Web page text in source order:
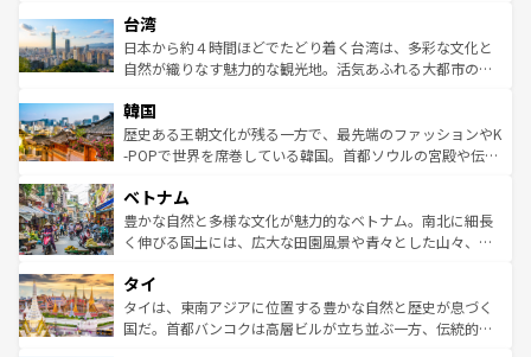
ならではの贅沢な旅のスタイルだ。 なお、新着のアメリカ
情報はコンテンツ一覧を参照してほしい。
れるおもてなしの心で訪れる人々を迎えてくれるハワイの
人々、おいしいローカルフードやハワイアンミュージッ
ク、伝統的なフラダンスなど、すべてがハワイの魅力を彩
ワイを、存分に味わってほしい。 なお、新着のハワイ情報
はコンテンツ一覧を参照してほしい。
リアリーフや大陸中央部にそびえるウルル（エアーズロッ
ク）、タスマニアの美しい原生林やケアンズの熱帯雨林な
ど、見どころがたくさん。また、カフェやワイン、オージ
いる。アクティビティも充実しており、サーフィンやダイ
ビング、ハイキングなど、アウトドア好きにはたまらな
い。オーストラリアの多彩な魅力を存分に味わいつくそ
参照してほしい。
台湾
日本から約４時間ほどでたどり着く台湾は、多彩な文化と
自然が織りなす魅力的な観光地。活気あふれる大都市の台
ン）、静ひつな山岳地帯である台湾東部など、都市の喧騒
と山間の静けさが共存しており、訪れる人に新しい発見と
驚きをもたらしてくれる。また、奥深い台湾の食文化も魅
容にもいいと評判のスイーツなど、バラエティ豊かな料理
が味わえる。 なお、新着の台湾情報は コンテンツ一覧を参
照してほしい。
韓国
歴史ある王朝文化が残る一方で、最先端のファッションやK
-POPで世界を席巻している韓国。首都ソウルの宮殿や伝統
き、地方に足を延ばせば四季折々の自然美を楽しむことが
できる。そして、キムチや焼肉、絶品のストリートフード
まで、さまざまな韓国料理が待っている。夜には、韓国な
リティに包まれながら、韓国の多彩な魅力を心ゆくまで味
わってみてほしい。 なお、新着の韓国情報はコンテンツ一
覧を参照してほしい。
ベトナム
豊かな自然と多様な文化が魅力的なベトナム。南北に細長
く伸びる国土には、広大な田園風景や青々とした山々、世
急速な発展と共に伝統が息づく。ハノイの古い町並みやホ
ーチミン市のフランス統治時代の建物も、独特の雰囲気を
醸し出している。また、バラエティの豊かさとおいしさで
タイ
タイは、東南アジアに位置する豊かな自然と歴史が息づく
国だ。首都バンコクは高層ビルが立ち並ぶ一方、伝統的な